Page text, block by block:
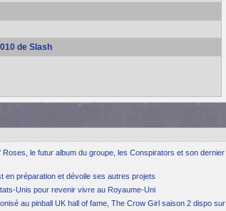
de Slash
le futur album du groupe, les Conspirators et son dernier
en préparation et dévoile ses autres projets
Unis pour revenir vivre au Royaume-Uni
au pinball UK hall of fame, The Crow Girl saison 2 dispo sur